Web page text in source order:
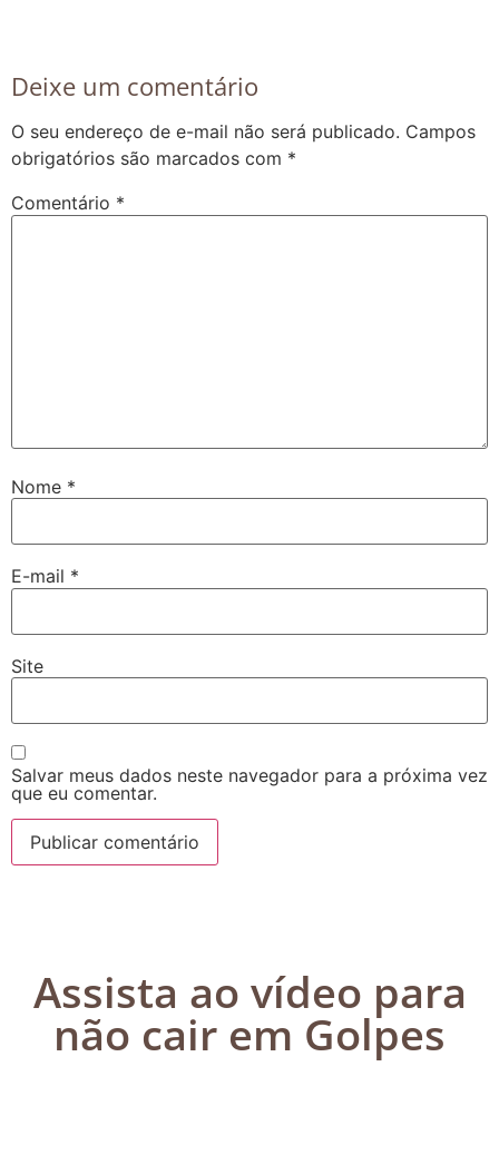
Deixe um comentário
O seu endereço de e-mail não será publicado. Campos
obrigatórios são marcados com *
Comentário *
Nome *
E-mail *
Site
Salvar meus dados neste navegador para a próxima vez
que eu comentar.
Assista ao vídeo para
não cair em Golpes